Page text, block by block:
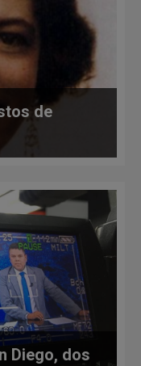
de
Diego, dos